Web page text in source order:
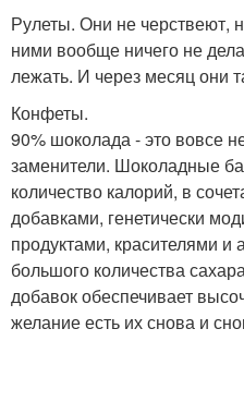
Рулеты. Они не черствеют,
ними вообще ничего не
лежать. И через месяц они
Конфеты.
90% шоколада - это вовсе
заменители. Шоколадные
количество калорий, в
добавками, генетически
продуктами, красителями
большого количества
добавок обеспечивает
желание есть их снова и